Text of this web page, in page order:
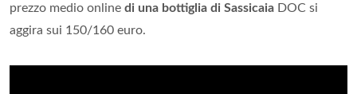
prezzo medio online di una bottiglia di Sassicaia DOC si
aggira sui 150/160 euro.